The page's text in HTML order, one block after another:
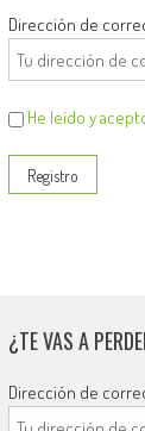
Dirección de
He leído y
¿TE VAS A
Dirección de